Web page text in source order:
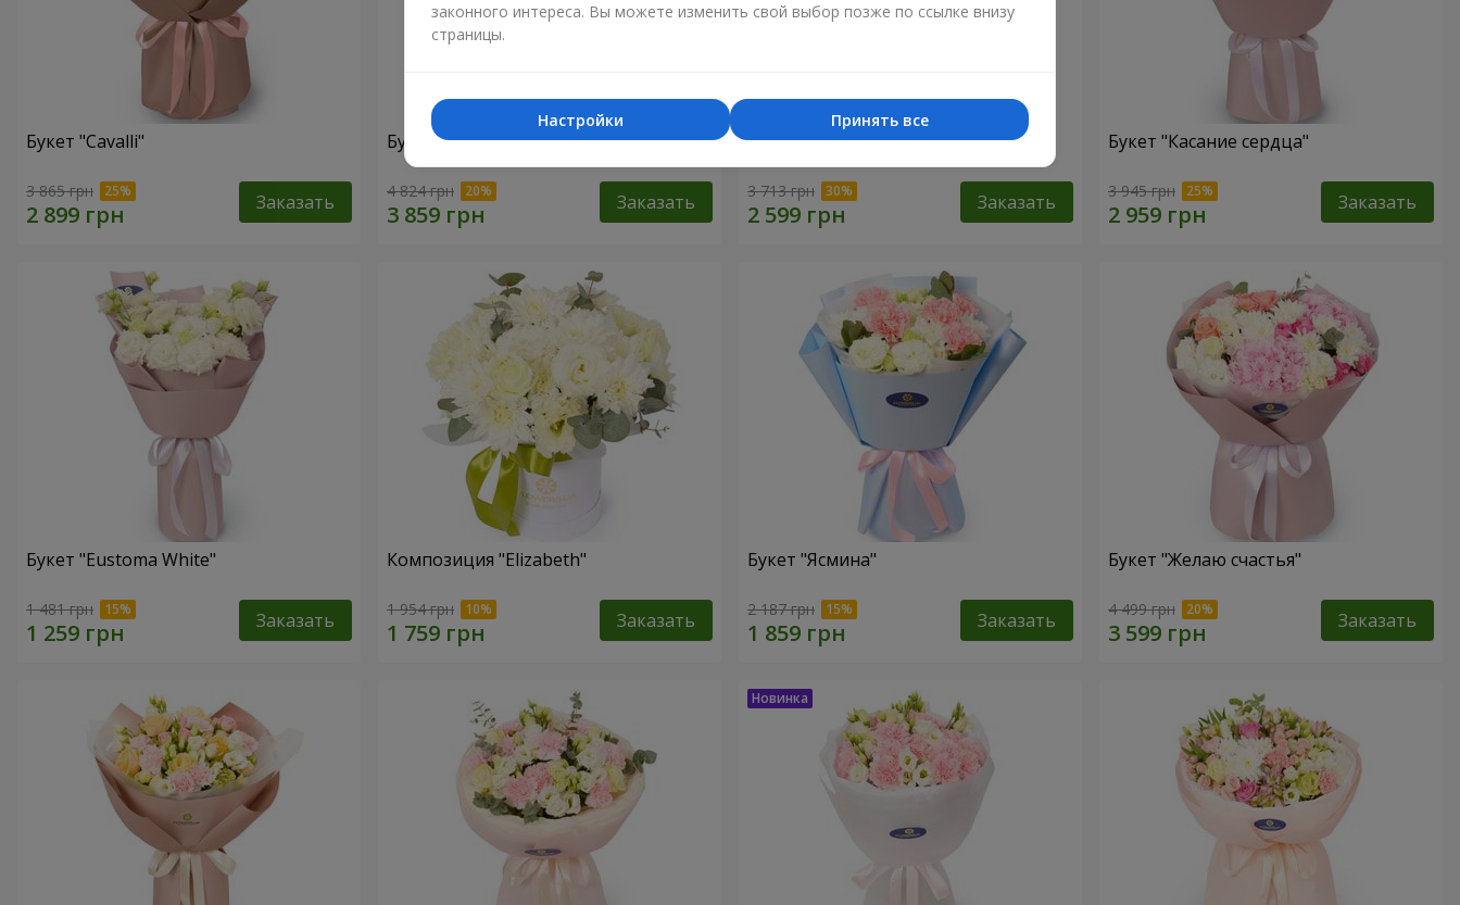
Букет "Cаvalli"
3 865 грн Заказать
Букет "Magic Rose"
4 824 грн Заказать
Букет "Каприз"
3 713 грн Заказать
Букет "Касание сердца"
3 945 грн Заказать
Букет "Eustoma White"
1 481 грн Заказать
Композиция "Elizabeth"
1 954 грн Заказать
Букет "Ясмина"
2 187 грн Заказать
Букет "Желаю счастья"
4 499 грн Заказать
законного интереса. Вы можете изменить свой выбор позже по ссылке внизу
страницы.
Принять все
Настройки